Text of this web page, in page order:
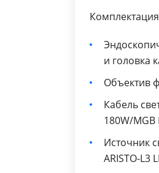
и головка
Объектив
Кабель
180W/MGB
Источник
ARISTO-L3